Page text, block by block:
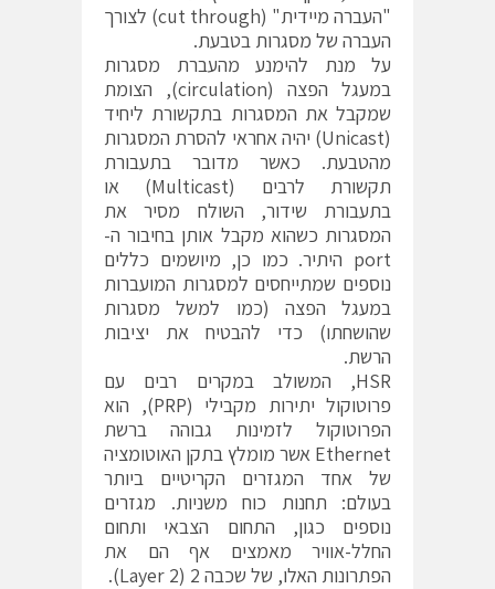
"העברה מיידית" (cut through) לצורך
העברה של מסגרות בטבעת.
על מנת להימנע מהעברת מסגרות
במעגל הפצה (circulation), הצומת
שמקבל את המסגרות בתקשורת ליחיד
(Unicast) יהיה אחראי להסרת המסגרות
מהטבעת. כאשר מדובר בתעבורת
תקשורת לרבים (Multicast) או
בתעבורת שידור, השולח מסיר את
המסגרות כשהוא מקבל אותן בחיבור ה-
port היתיר. כמו כן, מיושמים כללים
נוספים שמתייחסים למסגרות המועברות
במעגל הפצה (כמו למשל מסגרות
שהושחתו) כדי להבטיח את יציבות
הרשת.
HSR, המשולב במקרים רבים עם
פרוטוקול יתירות מקבילי (PRP), הוא
הפרוטוקול לזמינות גבוהה ברשת
Ethernet אשר מומלץ בתקן האוטומציה
של אחד המגזרים הקריטיים ביותר
בעולם: תחנות כוח משניות. מגזרים
נוספים כגון, התחום הצבאי ותחום
החלל-אוויר מאמצים אף הם את
הפתרונות האלו, של שכבה 2 (Layer 2).